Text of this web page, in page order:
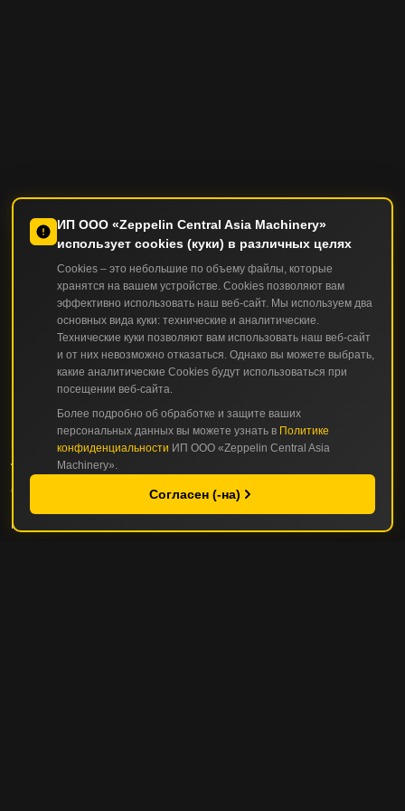
КАТАЛОГ
СТРОИТЕЛЬНАЯ И ДОРОЖНО-СТРОИТЕЛЬНАЯ ТЕХНИКА
ГОРНАЯ И КАРЬЕРНАЯ ТЕХНИКА
ИП ООО «Zeppelin Central Asia Machinery»
использует cookies (куки) в различных целях
Cookies – это небольшие по объему файлы, которые
хранятся на вашем устройстве. Cookies позволяют вам
эффективно использовать наш веб-сайт. Мы используем два
основных вида куки: технические и аналитические.
Технические куки позволяют вам использовать наш веб-сайт
и от них невозможно отказаться. Однако вы можете выбрать,
какие аналитические Cookies будут использоваться при
посещении веб-сайта.
Более подробно об обработке и защите ваших
персональных данных вы можете узнать в Политике
конфиденциальности ИП ООО «Zeppelin Central Asia
Machinery».
Согласен (-на)